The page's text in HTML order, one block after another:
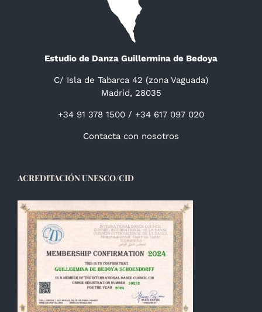
Estudio de Danza Guillermina de Bedoya
C/ Isla de Tabarca 42 (zona Vaguada)
Madrid, 28035
+34 91 378 1500 / +34 617 097 020
Contacta con nosotros
ACREDITACIÓN UNESCO/CID